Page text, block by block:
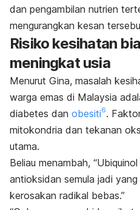
dan pengambilan nutrien
mengurangkan kesan
Risiko kesihatan
meningkat usia
Menurut Gina, masalah
warga emas di Malaysia
diabetes dan obesiti6.
mitokondria dan tekanan
utama.
Beliau menambah,
antioksidan semula jadi
kerosakan radikal bebas.”